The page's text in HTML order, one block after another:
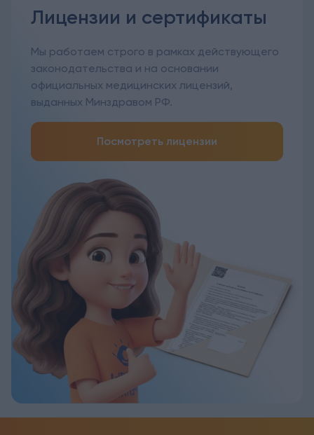
Лицензии и сертификаты
Мы работаем строго в рамках действующего
законодательства и на основании
официальных медицинских лицензий,
выданных Минздравом РФ.
Посмотреть лицензии